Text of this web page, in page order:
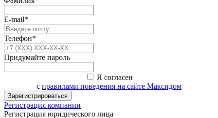
E-mail*
Телефон*
Придумайте пароль
Я согласен
с правилами поведения на сайте Максидом
Зарегистрироваться
Регистрация компании
Регистрация юридического лица